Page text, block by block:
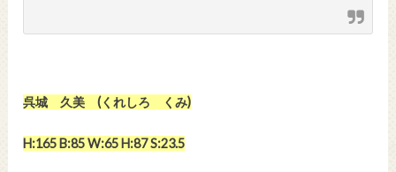
呉城 久美 (くれしろ くみ)
H:165 B:85 W:65 H:87 S:23.5